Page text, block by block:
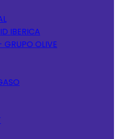
IBERICA
OLIVE